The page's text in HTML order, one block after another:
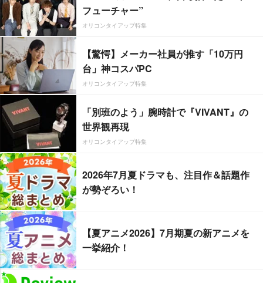
フューチャー”
オリコンタイアップ特集
【驚愕】メーカー社員が推す「10万円
台」神コスパPC
オリコンタイアップ特集
「別班のよう」腕時計で『VIVANT』の
世界観再現
オリコンタイアップ特集
2026年7月夏ドラマも、注目作＆話題作
が勢ぞろい！
【夏アニメ2026】7月期夏の新アニメを
一挙紹介！